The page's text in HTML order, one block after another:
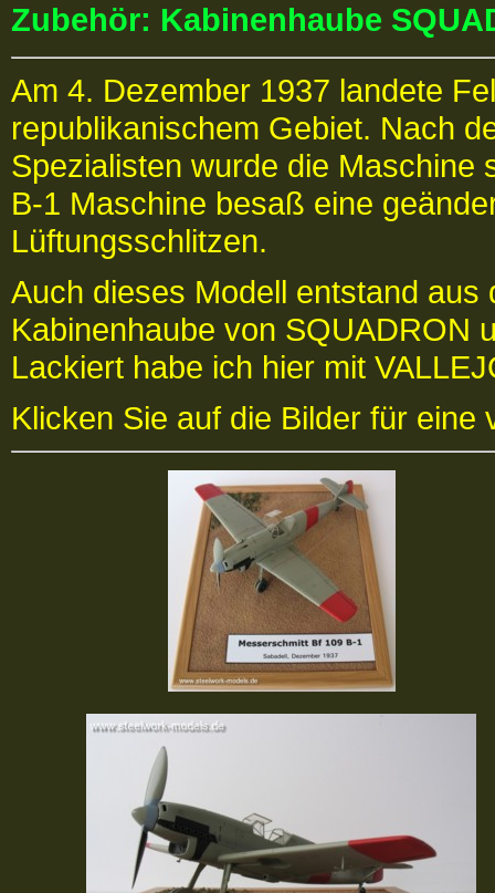
Zubehör: Kabinenhaube
Am 4. Dezember 1937 landete
republikanischem Gebiet. Nach
Spezialisten wurde die Maschine
B-1 Maschine besaß eine
Lüftungsschlitzen.
Auch dieses Modell entstand
Kabinenhaube von SQUADRON
Lackiert habe ich hier mit
Klicken Sie auf die Bilder für